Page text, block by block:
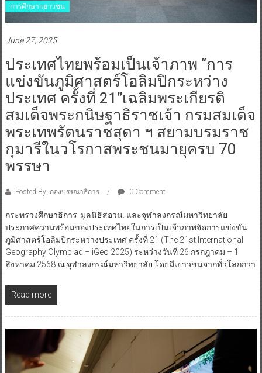
การศึกษา-เยาวชน
June 27, 2025
ประเทศไทยพร้อมเป็นเจ้าภาพ “การ
แข่งขันภูมิศาสตร์โอลิมปิกระหว่าง
ประเทศ ครั้งที่ 21”เฉลิมพระเกียรติ
สมเด็จพระกนิษฐาธิราชเจ้า กรมสมเด็จ
พระเทพรัตนราชสุดา ฯ สยามบรมราช
กุมารีในวโรกาสพระชนมายุครบ 70
พรรษา
Posted By: กองบรรณาธิการ 0 Comment
กระทรวงศึกษาธิการ มูลนิธิสอวน. และจุฬาลงกรณ์มหาวิทยาลัย
ประกาศความพร้อมของประเทศไทยในการเป็นเจ้าภาพจัดการแข่งขัน
ภูมิศาสตร์โอลิมปิกระหว่างประเทศ ครั้งที่ 21 (The 21st International
Geography Olympiad – iGeo 2025) ระหว่างวันที่ 26 กรกฎาคม – 1
สิงหาคม 2568 ณ จุฬาลงกรณ์มหาวิทยาลัย โดยมีเยาวชนจากทั่วโลกกว่า
Read more